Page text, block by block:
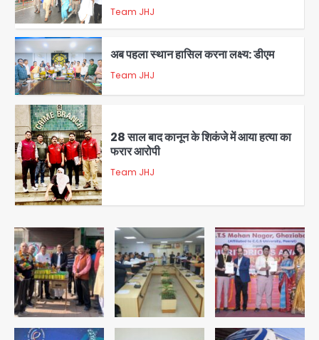
1
Team JHJ
2
अब पहला स्थान हासिल करना लक्ष्य: डीएम
Team JHJ
3
28 साल बाद कानून के शिकंजे में आया हत्या का
फरार आरोपी
Team JHJ
4
डबल मर्डर का मुख्य साजिशकर्ता क्राइम ब्रांच
के हत्थे
Team JHJ